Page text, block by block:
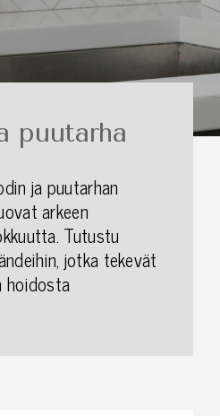
puutarha
ja puutarhan
arkeen
Tutustu
jotka tekevät
hoidosta